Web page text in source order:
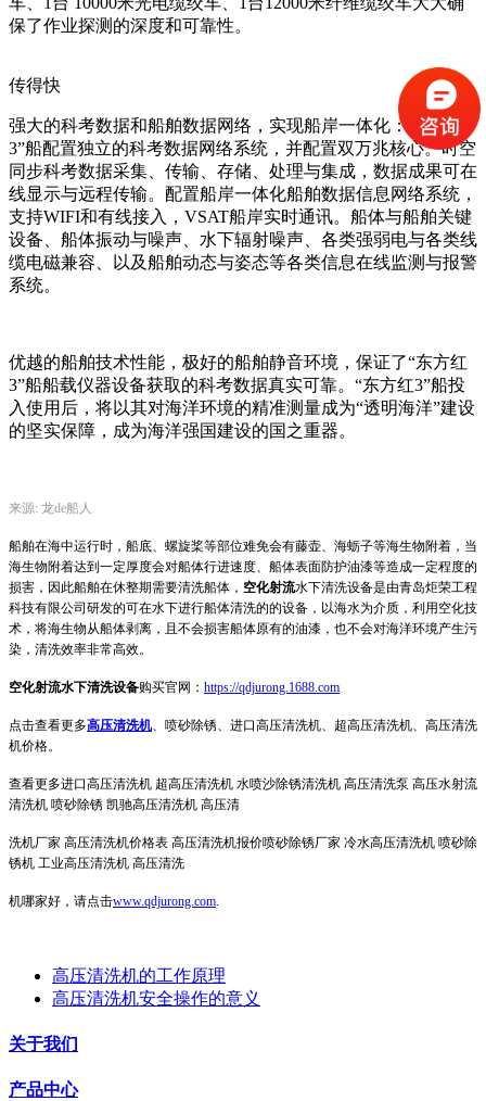
保了作业探测的深度和可靠性。
传得快
强大的科考数据和船舶数据网络，实现船岸一体化：“东方红
3”船配置独立的科考数据网络系统，并配置双万兆核心。时空
同步科考数据采集、传输、存储、处理与集成，数据成果可在
线显示与远程传输。配置船岸一体化船舶数据信息网络系统，
支持WIFI和有线接入，VSAT船岸实时通讯。船体与船舶关键
设备、船体振动与噪声、水下辐射噪声、各类强弱电与各类线
缆电磁兼容、以及船舶动态与姿态等各类信息在线监测与报警
系统。
优越的船舶技术性能，极好的船舶静音环境，保证了“东方红
3”船船载仪器设备获取的科考数据真实可靠。“东方红3”船投
入使用后，将以其对海洋环境的精准测量成为“透明海洋”建设
的坚实保障，成为海洋强国建设的国之重器。
来源: 龙de船人
船舶在海中运行时，船底、螺旋桨等部位难免会有藤壶、海蛎子等海生物附着，当
海生物附着达到一定厚度会对船体行进速度、船体表面防护油漆等造成一定程度的
损害，因此船舶在休整期需要清洗船体， 空化射流水下清洗设备是由青岛炬荣工程
科技有限公司研发的可在水下进行船体清洗的的设备，以海水为介质，利用空化技
术，将海生物从船体剥离，且不会损害船体原有的油漆，也不会对海洋环境产生污
染，清洗效率非常高效。
空化射流水下清洗设备购买官网： https://qdjurong.1688.com
点击查看更多高压清洗机、喷砂除锈、进口高压清洗机、超高压清洗机、高压清洗
机价格。
查看更多进口高压清洗机 超高压清洗机 水喷沙除锈清洗机 高压清洗泵 高压水射流
清洗机 喷砂除锈 凯驰高压清洗机 高压清
洗机厂家 高压清洗机价格表 高压清洗机报价喷砂除锈厂家 冷水高压清洗机 喷砂除
锈机 工业高压清洗机 高压清洗
机哪家好，请点击www.qdjurong.com.
高压清洗机的工作原理
高压清洗机安全操作的意义
关于我们
产品中心